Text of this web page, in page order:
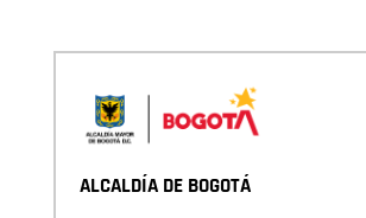
ALCALDÍA DE BOGOTÁ